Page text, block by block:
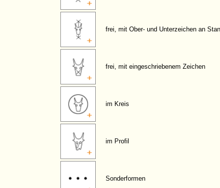
frei, mit Ober- und Unterzeichen an
frei, mit eingeschriebenem Zeichen
im Kreis
im Profil
Sonderformen